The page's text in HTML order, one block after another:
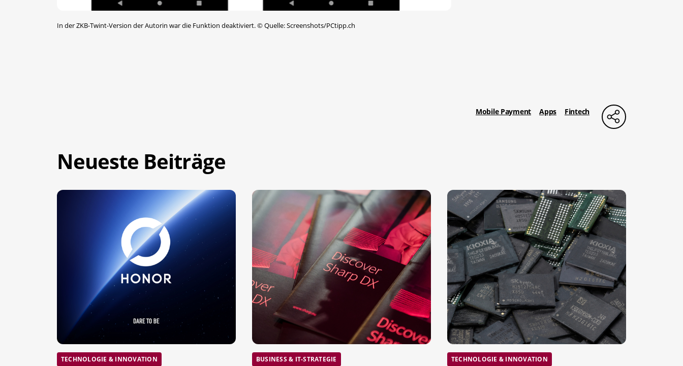
In der ZKB-Twint-Version der Autorin war die Funktion deaktiviert.©Quelle: Screenshots/PCtipp.ch
Mobile Payment Apps Fintech
Neueste Beiträge
TECHNOLOGIE & INNOVATION BUSINESS & IT-STRATEGIE TECHNOLOGIE & INNOVATION